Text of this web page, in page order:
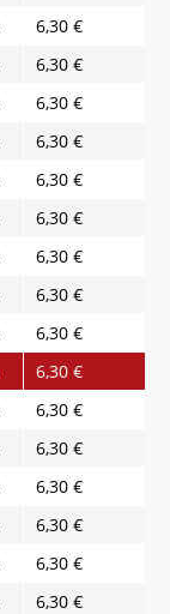
6,30 €
6,30 €
6,30 €
6,30 €
6,30 €
6,30 €
6,30 €
6,30 €
6,30 €
6,30 €
6,30 €
6,30 €
6,30 €
6,30 €
6,30 €
6,30 €